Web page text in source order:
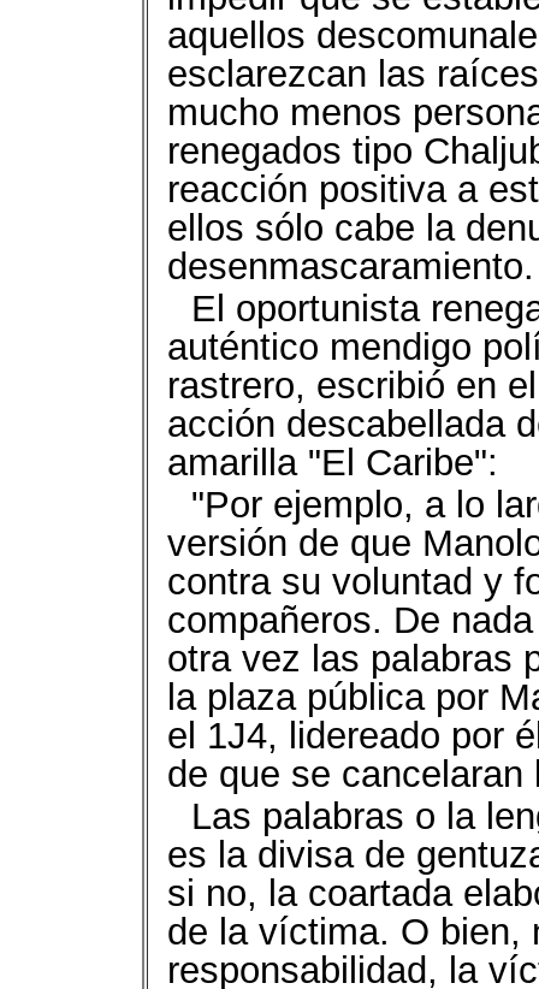
aquellos
esclarezcan las
mucho menos
renegados tipo
reacción positiva a
ellos sólo cabe la
desenmascaramiento.
El oportunista
auténtico mendigo
rastrero, escribió en
acción descabellada
amarilla "El Caribe":
"Por ejemplo, a lo
versión de que
contra su voluntad y
compañeros. De
otra vez las palabras
la plaza pública por
el 1J4, lidereado por
de que se
Las palabras o la
es la divisa de
si no, la coartada
de la víctima. O bien,
responsabilidad, la